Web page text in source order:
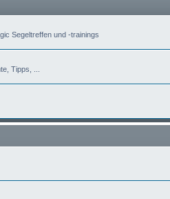
Segeltreffen und -trainings
Tipps, ...